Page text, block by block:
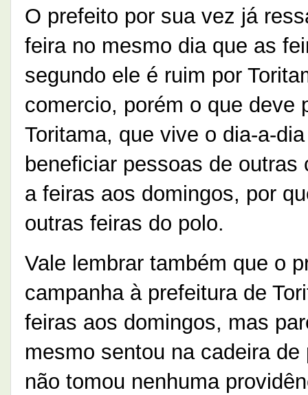
O prefeito por sua vez já
feira no mesmo dia que as
segundo ele é ruim por
comercio, porém o que deve
Toritama, que vive o dia-a-
beneficiar pessoas de
a feiras aos domingos, por
outras feiras do polo.
Vale lembrar também que o
campanha à prefeitura de
feiras aos domingos, mas
mesmo sentou na cadeira
não tomou nenhuma